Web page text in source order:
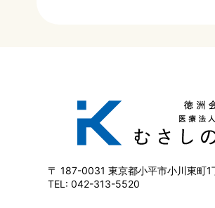
187-0031 東京都小平市小川東町1
042-313-5520